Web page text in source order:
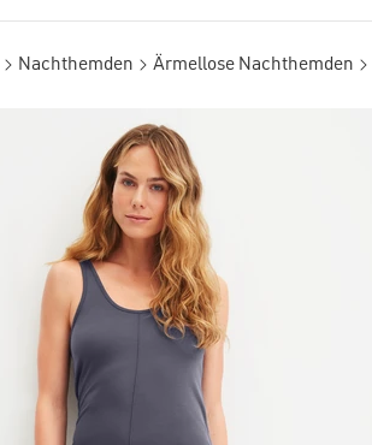
Nachthemden Ärmellose Nachthemden